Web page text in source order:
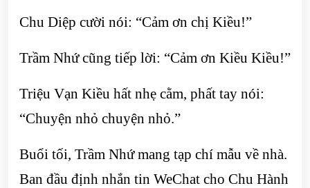
Chu Diệp cười nói: “Cảm ơn chị Kiều!”
Trầm Nhứ cũng tiếp lời: “Cảm ơn Kiều Kiều!”
Triệu Vạn Kiều hất nhẹ cằm, phất tay nói:
“Chuyện nhỏ chuyện nhỏ.”
Buổi tối, Trầm Nhứ mang tạp chí mẫu về nhà.
Ban đầu định nhắn tin WeChat cho Chu Hành